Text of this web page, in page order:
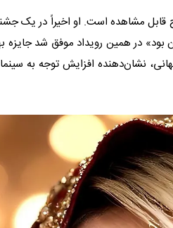
مشاهده است. او اخیراً در یک
بود» در همین رویداد موفق شد جایزه
نشان‌دهنده افزایش توجه به